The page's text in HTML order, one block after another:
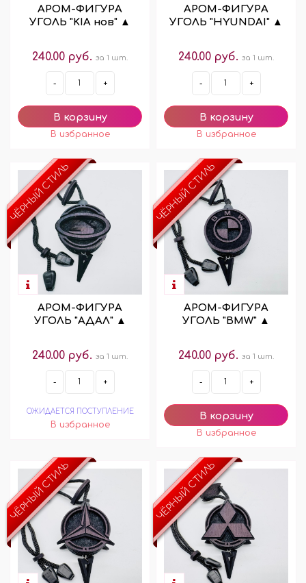
АРОМ-ФИГУРА
УГОЛЬ "KIA нов" ▲
240.00 руб. за 1 шт.
- +
АРОМ-ФИГУРА
УГОЛЬ "HYUNDAI" ▲
240.00 руб. за 1 шт.
- +
ЧЁРНЫЙ СТИЛЬ
АРОМ-ФИГУРА
УГОЛЬ "АДАЛ" ▲
240.00 руб. за 1 шт.
- +
ОЖИДАЕТСЯ ПОСТУПЛЕНИЕ
ЧЁРНЫЙ СТИЛЬ
АРОМ-ФИГУРА
УГОЛЬ "BMW" ▲
240.00 руб. за 1 шт.
- +
ЧЁРНЫЙ СТИЛЬ ЧЁРНЫЙ СТИЛЬ